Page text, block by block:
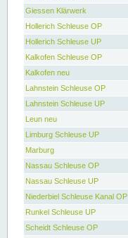
Giessen Klärwerk
Hollerich Schleuse OP
Hollerich Schleuse UP
Kalkofen Schleuse OP
Kalkofen neu
Lahnstein Schleuse OP
Lahnstein Schleuse UP
Leun neu
Limburg Schleuse UP
Marburg
Nassau Schleuse OP
Nassau Schleuse UP
Niederbiel Schleuse Kanal OP
Runkel Schleuse UP
Scheidt Schleuse OP